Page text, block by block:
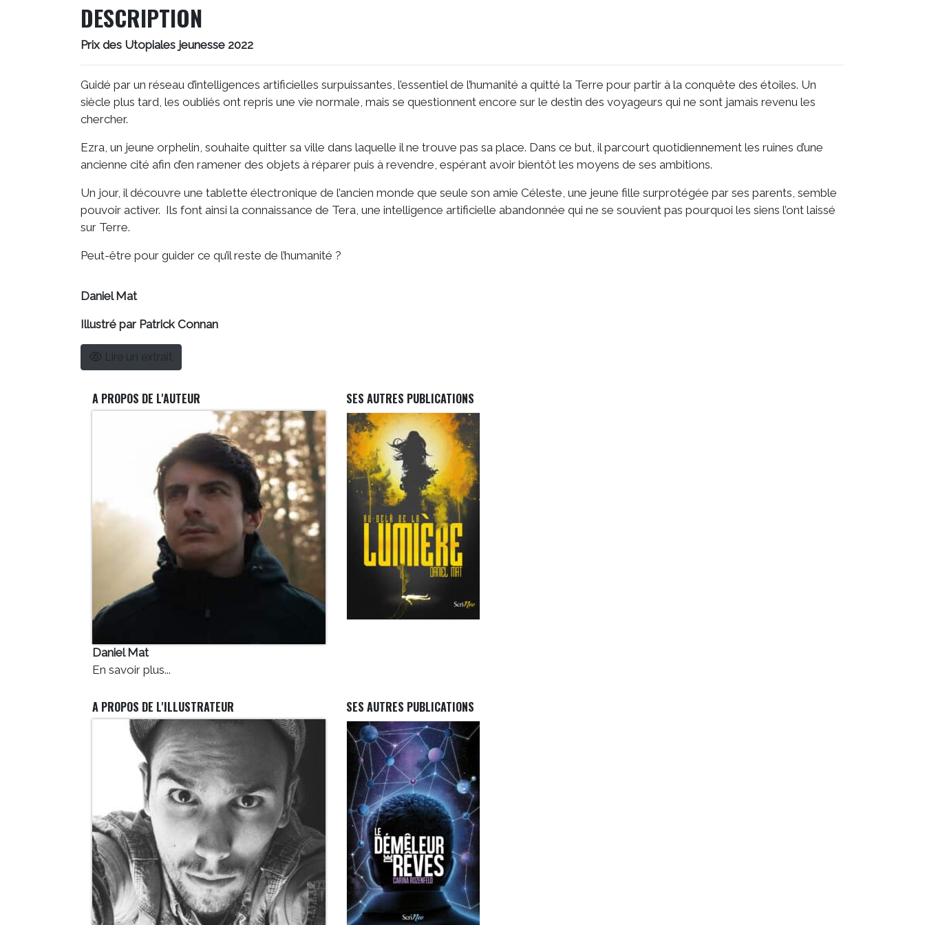
DESCRIPTION
Prix des Utopiales jeunesse 2022
Guidé par un réseau d’intelligences artificielles surpuissantes, l’essentiel de l’humanité a quitté la Terre pour partir à la conquête des étoiles. Un
siècle plus tard, les oubliés ont repris une vie normale, mais se questionnent encore sur le destin des voyageurs qui ne sont jamais revenu les
chercher.
Ezra, un jeune orphelin, souhaite quitter sa ville dans laquelle il ne trouve pas sa place. Dans ce but, il parcourt quotidiennement les ruines d’une
ancienne cité afin d’en ramener des objets à réparer puis à revendre, espérant avoir bientôt les moyens de ses ambitions.
Un jour, il découvre une tablette électronique de l’ancien monde que seule son amie Céleste, une jeune fille surprotégée par ses parents, semble
pouvoir activer. Ils font ainsi la connaissance de Tera, une intelligence artificielle abandonnée qui ne se souvient pas pourquoi les siens l’ont laissé
sur Terre.
Peut-être pour guider ce qu’il reste de l’humanité ?
Daniel Mat
Illustré par Patrick Connan
Lire un extrait
A PROPOS DE L'AUTEUR
Daniel Mat
En savoir plus...
SES AUTRES PUBLICATIONS
A PROPOS DE L'ILLUSTRATEUR SES AUTRES PUBLICATIONS